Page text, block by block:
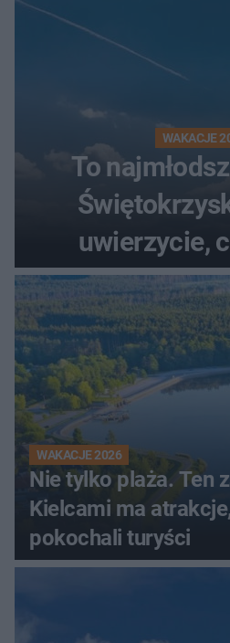
WAKACJE
To
uwierzycie,
WAKACJE 2026
Nie tylko plaża. Ten
Kielcami ma
pokochali turyści